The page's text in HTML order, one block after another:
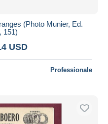
(Photo Munier, Ed.
151)
USD
Professionale